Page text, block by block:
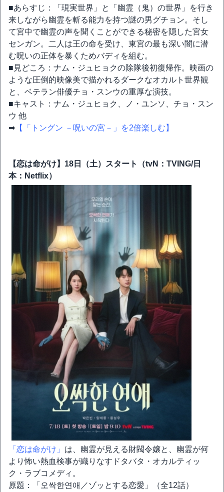
■あらすじ：「現実世界」と「幽霊（鬼）の世界」を行き
来しながら幽霊を斬る能力を持つ謎の男グチョン。そし
て宮中で幽霊の声を聞くことができる秘密を隠した宮女
センガン。二人は王の命を受け、東宮の最も深い闇に潜
む呪いの正体を暴くためバディを組む。
■見どころ：ナム・ジュヒョクの除隊後初復帰作。映画の
ような圧倒的映像美で描かれるダークなオカルト世界観
と、ベテラン俳優チョ・スンウの重厚な演技。
■キャスト：ナム・ジュヒョク、ノ・ユンソ、チョ・スン
ウ 他
➡ 【「トングン －呪いの宮－」を2倍楽しむ】
【恋は命がけ】18日（土）スタート（tvN：TVING/日
本：Netflix）
「恋は命がけ」 は、幽霊が見える財閥令嬢と、幽霊が何
より怖い熱血検事が織りなすドタバタ・オカルティッ
ク・ラブコメディ。
原題：「오싹한연애／ゾッとする恋愛」（全12話）